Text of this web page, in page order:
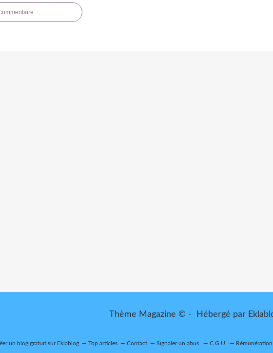
Thème Magazine © - Hébergé par
un blog gratuit sur Eklablog Top articles Contact Signaler un abus C.G.U.